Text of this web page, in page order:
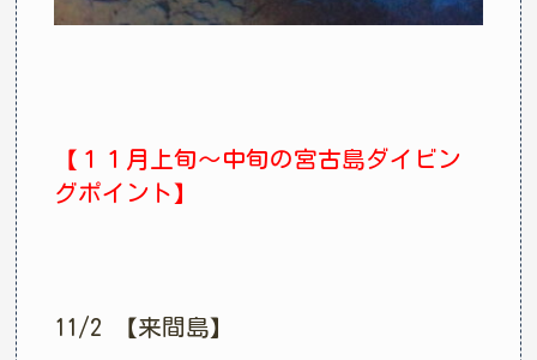
【１１月上旬〜中旬の宮古島ダイビン
グポイント】
11/2 【来間島】